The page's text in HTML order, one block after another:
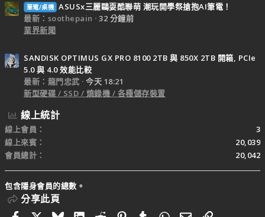
筆電/桌機 ASUSx三麗鷗耍酷聯萌 潮玩開學祭搶抱AI筆電！
最新：soothepain
32 分鐘前
業界新聞
SANDISK OPTIMUS GX PRO 8100 2TB 與 850X 2TB 開箱, PCIe
5.0 與 4.0 效能比較
最新：龍門忠武
今天 18:21
新型硬碟 / SSD / 燒錄機 / 各種儲存裝置
線上統計
線上會員
3
線上來賓
20,039
會員總計
20,042
包含隱身會員的總數。
分享此頁